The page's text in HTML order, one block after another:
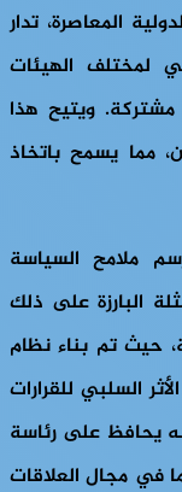
المعاصرة، تدار
لمختلف الهيئات
ويتيح هذا
مما يسمح باتخاذ
ملامح السياسة
البارزة على ذلك
حيث تم بناء نظام
السلبي للقرارات
يحافظ على رئاسة
في مجال العلاقات